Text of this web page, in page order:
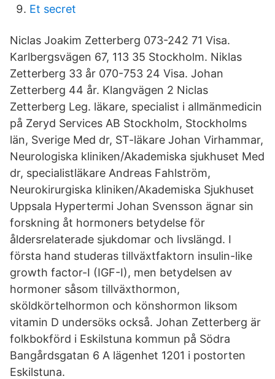
Et secret
Niclas Joakim Zetterberg 073-242 71 Visa.
Karlbergsvägen 67, 113 35 Stockholm. Niklas
Zetterberg 33 år 070-753 24 Visa. Johan
Zetterberg 44 år. Klangvägen 2 Niclas
Zetterberg Leg. läkare, specialist i allmänmedicin
på Zeryd Services AB Stockholm, Stockholms
län, Sverige Med dr, ST-läkare Johan Virhammar,
Neurologiska kliniken/Akademiska sjukhuset Med
dr, specialistläkare Andreas Fahlström,
Neurokirurgiska kliniken/Akademiska Sjukhuset
Uppsala Hypertermi Johan Svensson ägnar sin
forskning åt hormoners betydelse för
åldersrelaterade sjukdomar och livslängd. I
första hand studeras tillväxtfaktorn insulin-like
growth factor-I (IGF-I), men betydelsen av
hormoner såsom tillväxthormon,
sköldkörtelhormon och könshormon liksom
vitamin D undersöks också. Johan Zetterberg är
folkbokförd i Eskilstuna kommun på Södra
Bangårdsgatan 6 A lägenhet 1201 i postorten
Eskilstuna.